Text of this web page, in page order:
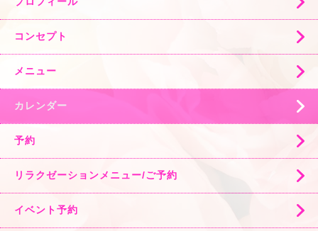
コンセプト
メニュー
カレンダー
予約
リラクゼーションメニュー/ご予約
イベント予約